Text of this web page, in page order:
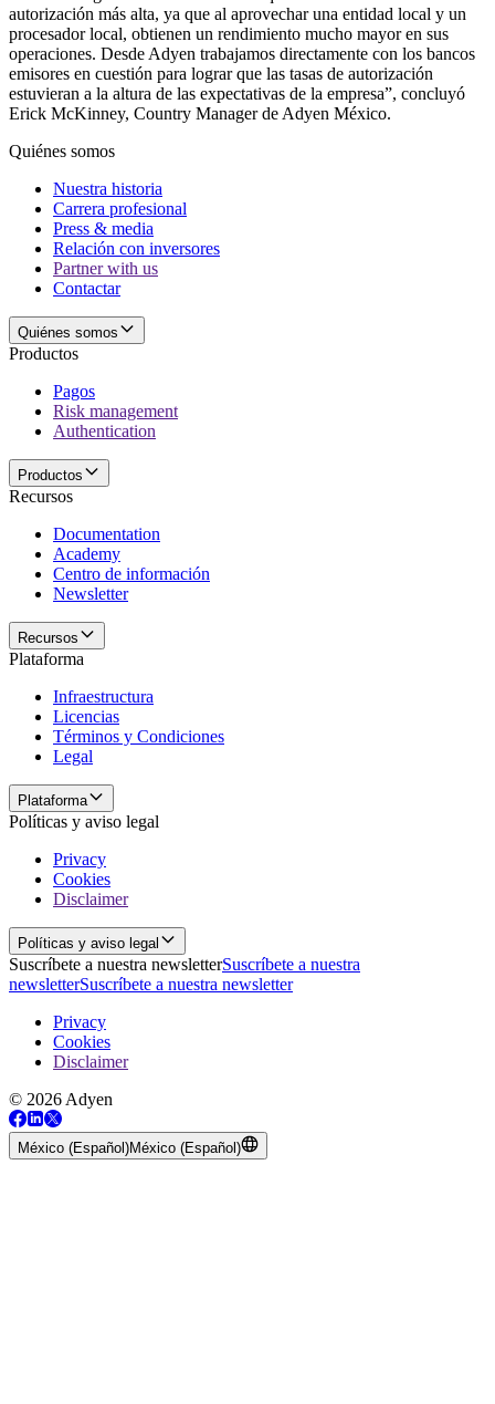
autorización más alta, ya que al aprovechar una entidad local y un
procesador local, obtienen un rendimiento mucho mayor en sus
operaciones. Desde Adyen trabajamos directamente con los bancos
emisores en cuestión para lograr que las tasas de autorización
estuvieran a la altura de las expectativas de la empresa”, concluyó
Erick McKinney, Country Manager de Adyen México.
Quiénes somos
Nuestra historia
Carrera profesional
Press & media
Relación con inversores
Partner with us
Contactar
Quiénes somos
Productos
Pagos
Risk management
Authentication
Productos
Recursos
Documentation
Academy
Centro de información
Newsletter
Recursos
Plataforma
Infraestructura
Licencias
Términos y Condiciones
Legal
Plataforma
Políticas y aviso legal
Privacy
Cookies
Disclaimer
Políticas y aviso legal
Suscríbete a nuestra newsletterSuscríbete a nuestra
newsletterSuscríbete a nuestra newsletter
Privacy
Cookies
Disclaimer
© 2026 Adyen
México (Español)México (Español)